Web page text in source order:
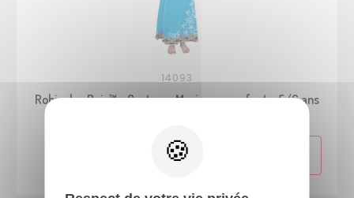
14093
Robin des Bois™ - Costume Marianne - enfant - 5/6 ans